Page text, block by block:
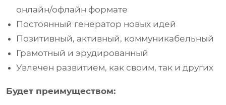
онлайн/офлайн формате
Постоянный генератор новых идей
Позитивный, активный, коммуникабельный
Грамотный и эрудированный
Увлечен развитием, как своим, так и других
Будет преимуществом: